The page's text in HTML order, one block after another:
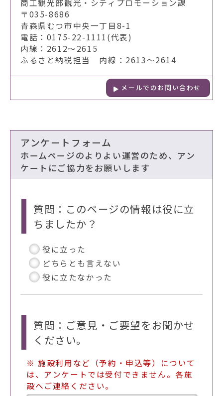
商工観光部観光・シティプロモーション課
〒035-8686
青森県むつ市中央一丁目8-1
電話：0175-22-1111(代表)
内線：2612～2615
ふるさと納税担当 内線：2613～2614
メールでのお問い合わせ
アンケートフォーム
ホームページのよりよい運営のため、アン
ケートにご協力をお願いします
質問：このページの情報は役に立
ちましたか？
役に立った
どちらとも言えない
役に立たなかった
質問：ご意見・ご要望をお聞かせ
ください。
※ 施設利用など（予約・申込等）について
は、アンケートでは受付できません。各施
設へご連絡ください。